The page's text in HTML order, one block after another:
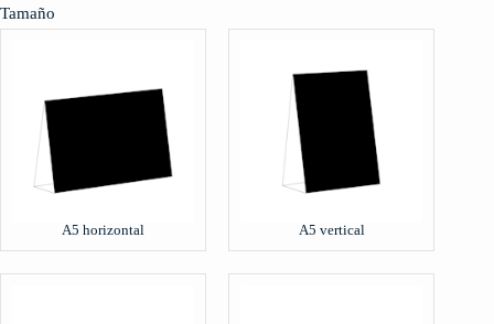
Tamaño
A5 horizontal A5 vertical